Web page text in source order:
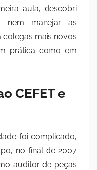
aula, descobri
nem manejar as
colegas mais novos
prática como em
CEFET e
foi complicado,
no final de 2007
auditor de peças